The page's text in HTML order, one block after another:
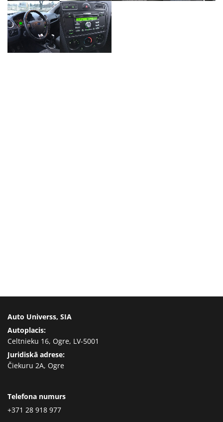
Auto Universs, SIA
Autoplacis:
Celtnieku 16, Ogre, LV-5001
Juridiskā adrese:
Čiekuru 2A, Ogre
Telefona numurs
+371 28 918 977